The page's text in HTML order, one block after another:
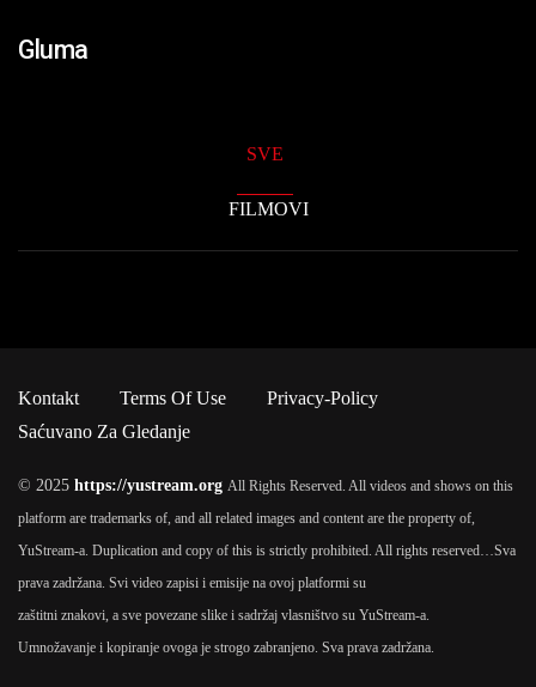
Gluma
SVE
FILMOVI
Kontakt Terms Of Use
Privacy-Policy
Saćuvano Za Gledanje
© 2025 https://yustream.org All Rights Reserved. All videos and shows on this
platform are trademarks of, and all related images and content are the property of,
YuStream-a. Duplication and copy of this is strictly prohibited. All rights reserved…Sva
prava zadržana. Svi video zapisi i emisije na ovoj platformi su
zaštitni znakovi, a sve povezane slike i sadržaj vlasništvo su YuStream-a.
Umnožavanje i kopiranje ovoga je strogo zabranjeno. Sva prava zadržana.